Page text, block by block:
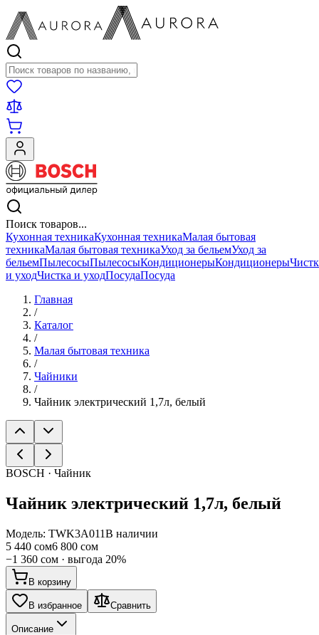
Поиск товаров
Поиск товаров...
Кухонная техникаКухонная техникаМалая бытовая
техникаМалая бытовая техникаУход за бельемУход за
бельемПылесосыПылесосыКондиционерыКондиционеры
и уходЧистка и уходПосудаПосуда
Главная
/
Каталог
/
Малая бытовая техника
/
Чайники
/
Чайник электрический 1,7л, белый
BOSCH · Чайник
Чайник электрический 1,7л, белый
Модель: TWK3A011В наличии
5 440 сом6 800 сом
−1 360 сом · выгода 20%
В корзину
В избранное Сравнить
Описание